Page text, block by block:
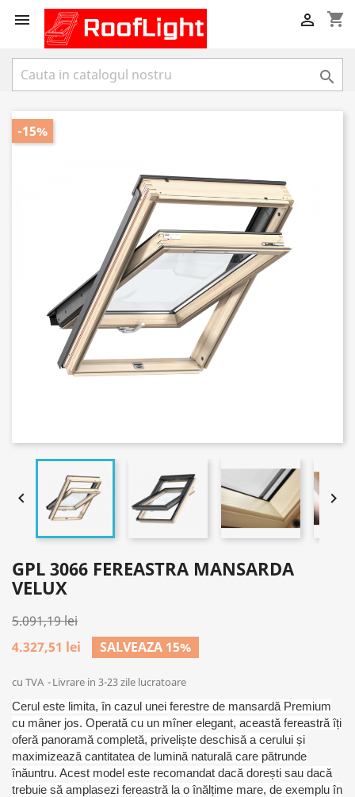
 shopping_cart


-15%
 
GPL 3066 FEREASTRA MANSARDA
VELUX
5.091,19 lei
4.327,51 lei
SALVEAZA 15%
cu TVA Livrare in 3-23 zile lucratoare
Cerul este limita, în cazul unei ferestre de mansardă Premium
cu mâner jos. Operată cu un mîner elegant, această fereastră îți
oferă panoramă completă, priveliște deschisă a cerului și
maximizează cantitatea de lumină naturală care pătrunde
înăuntru. Acest model este recomandat dacă dorești sau dacă
trebuie să amplasezi fereastră la o înălțime mare, de exemplu în